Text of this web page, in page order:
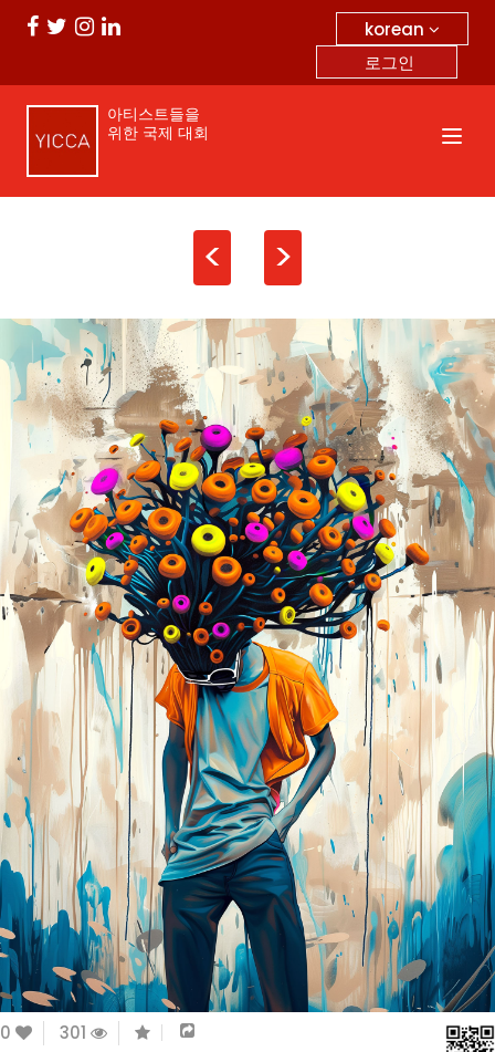
korean
로그인
아티스트들을
위한 국제 대회
< >
0 301